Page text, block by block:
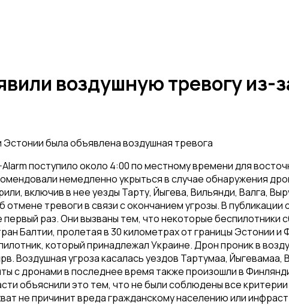
воздушную тревогу из-
была объявлена воздушная тревога
поступило около 4:00 по местному времени для
немедленно укрыться в случае обнаружения
включив в нее уезды Тарту, Йыгева, Вильянди, Валга,
тревоги в связи с окончанием угрозы. В
раз. Они вызваны тем, что некоторые беспилотники
Балтии, пролетая в 30 километрах от границы Эстонии и
который принадлежал Украине. Дрон проник в
Воздушная угроза касалась уездов Тартумаа, Йыгевамаа,
с дронами в последнее время также произошли в
объяснили это тем, что не были соблюдены все
не причинит вреда гражданскому населению или